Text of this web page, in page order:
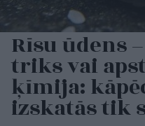
Rīsu ūdens
triks vai
ķīmija:
izskatās tik